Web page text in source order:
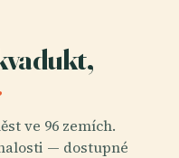
ve 96 zemích.
— dostupné